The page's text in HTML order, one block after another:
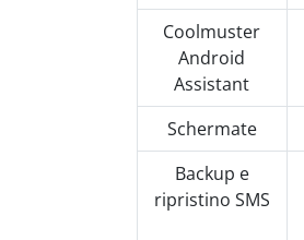
Coolmuster
Android
Assistant
Schermate
Backup e
ripristino SMS